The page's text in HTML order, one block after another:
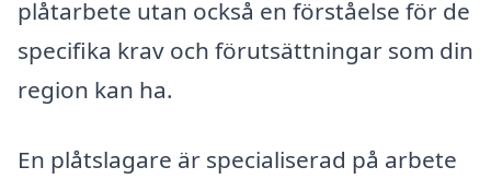
plåtarbete utan också en förståelse för de
specifika krav och förutsättningar som din
region kan ha.
En plåtslagare är specialiserad på arbete